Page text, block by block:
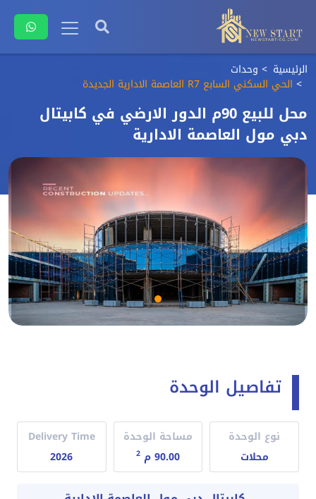
الرئيسية وحدات
الحي السكني السابع R7 العاصمة الادارية الجديدة
محل للبيع 90م الدور الارضي في كابيتال
دبي مول العاصمة الادارية
تفاصيل الوحدة
نوع الوحدة
محلات
مساحة الوحدة
90.00 م
2
Delivery Time
2026